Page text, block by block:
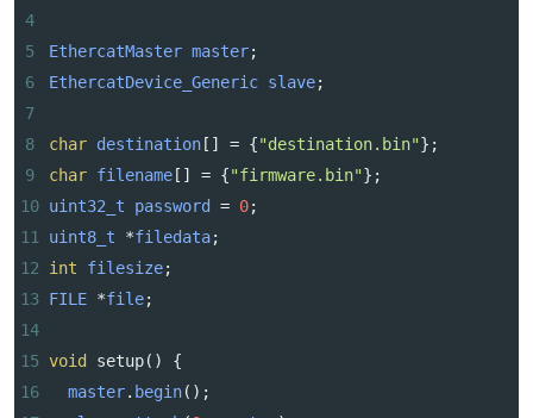
4
5
EthercatMaster master;
6
EthercatDevice_Generic slave;
7
8
char destination [] = {"destination.bin"};
9
char filename [] = {"firmware.bin"};
10 uint32_t password = 0;
11
uint8_t *filedata;
12
int filesize;
13
FILE *file;
14
15 void setup() {
16
master. begin();